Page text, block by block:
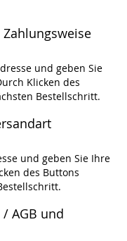
und geben Sie
Klicken des
Bestellschritt.
und geben Sie Ihre
des Buttons
AGB und